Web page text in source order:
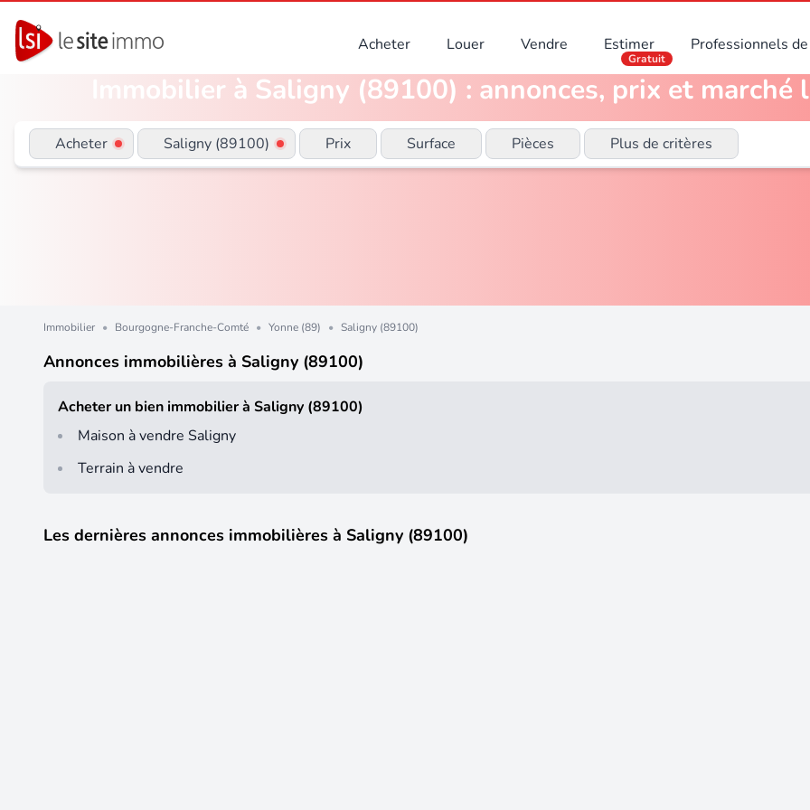
Acheter Louer Vendre Estimer
Gratuit
Professionnels
Immobilier à Saligny (89100) : annonces, prix et marché
Acheter Saligny (89100) Prix Surface Pièces Plus de critères
Immobilier • Bourgogne-Franche-Comté • Yonne (89) • Saligny (89100)
Annonces immobilières à Saligny (89100)
Acheter un bien immobilier à Saligny (89100)
Maison à vendre Saligny
Terrain à vendre
Les dernières annonces immobilières à Saligny (89100)